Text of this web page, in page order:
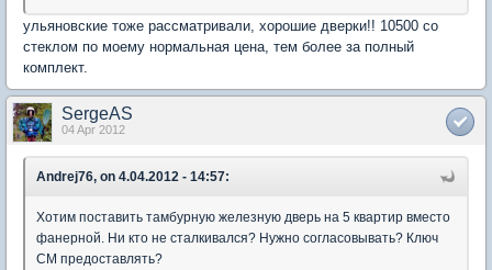
ульяновские тоже рассматривали, хорошие дверки!! 10500 со
стеклом по моему нормальная цена, тем более за полный
комплект.
SergeAS
04 Apr 2012
Andrej76, on 4.04.2012 - 14:57:
Хотим поставить тамбурную железную дверь на 5 квартир вместо
фанерной. Ни кто не сталкивался? Нужно согласовывать? Ключ
СМ предоставлять?